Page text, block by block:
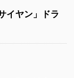
イヤン」ドラ